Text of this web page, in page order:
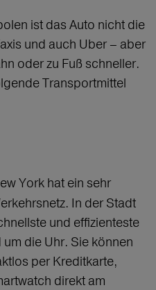
ist das Auto nicht die
und auch Uber – aber
oder zu Fuß schneller.
Transportmittel
York hat ein sehr
In der Stadt
und effizienteste
die Uhr. Sie können
per Kreditkarte,
direkt am